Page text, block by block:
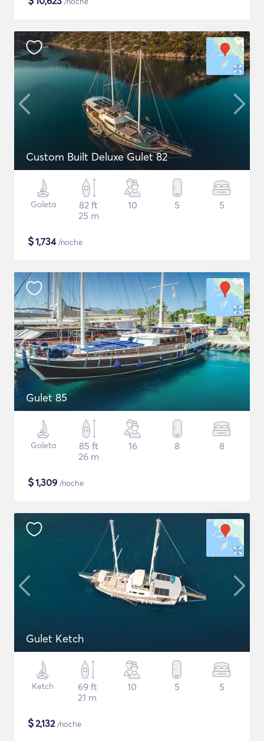
Custom Built Deluxe Gulet 82
Goleta
82 ft
25 m
10 5 5
$1,734/noche
Gulet 85
Goleta
85 ft
26 m
16 8 8
$1,309 /noche
Gulet Ketch
Ketch
69 ft
21 m
10 5 5
$2,132/noche